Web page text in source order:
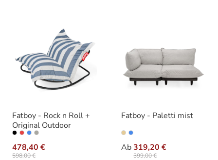
Fatboy - Rock n Roll +
Original Outdoor
478,40 €
598,00 €
Farbe
Fatboy - Paletti mist
Ab319,20 €
399,00 €
Varianten